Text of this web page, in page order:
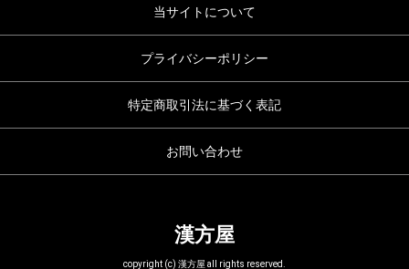
当サイトについて
プライバシーポリシー
特定商取引法に基づく表記
お問い合わせ
漢方屋
copyright (c) 漢方屋 all rights reserved.